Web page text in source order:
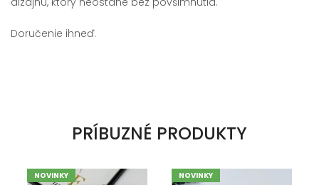
Doručenie ihneď.
PRÍBUZNÉ PRODUKTY
NOVINKY
NOVINKY